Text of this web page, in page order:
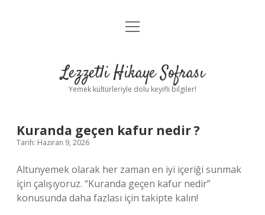
Anasayfa
Yasal Uyarı
menüyü
Lezzetli Hikaye Sofrası
Yemek kültürleriyle dolu keyifli bilgiler!
Kuranda geçen kafur nedir ?
Tarih: Haziran 9, 2026
Altunyemek olarak her zaman en iyi içeriği sunmak
için çalışıyoruz. “Kuranda geçen kafur nedir”
konusunda daha fazlası için takipte kalın!